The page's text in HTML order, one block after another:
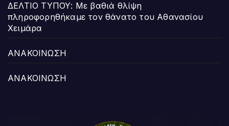
ΔΕΛΤΙΟ ΤΥΠΟΥ: Με βαθιά θλίψη
πληροφορηθήκαμε τον θάνατο του Αθανασίου
Χειμάρα
ΑΝΑΚΟΙΝΩΣΗ
ΑΝΑΚΟΙΝΩΣΗ